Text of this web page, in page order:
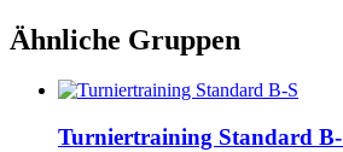
Ähnliche Gruppen
Turniertraining Standard B-